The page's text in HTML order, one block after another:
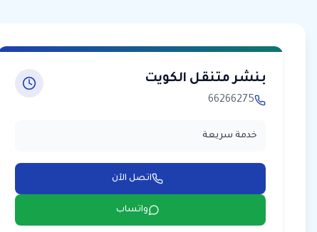
بنشر متنقل الكويت
66266275
خدمة سريعة
اتصل الآن
واتساب